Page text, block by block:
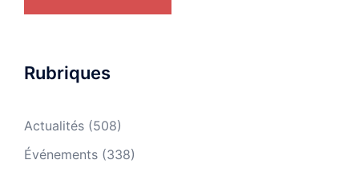
Rubriques
Actualités (508)
Événements (338)